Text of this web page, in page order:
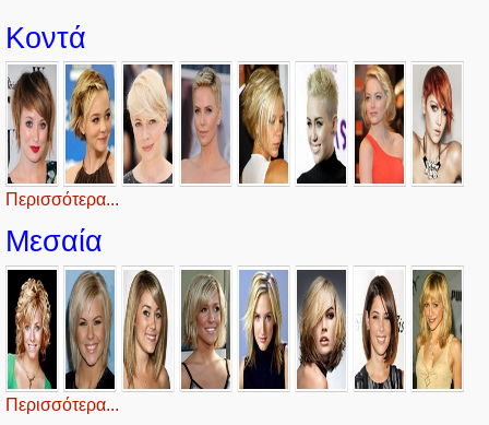
Κοντά
Περισσότερα...
Μεσαία
Περισσότερα...